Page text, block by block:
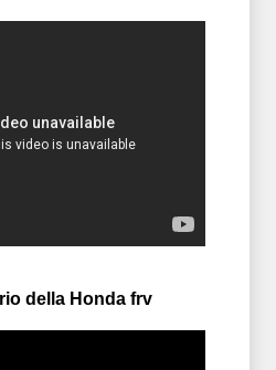
della Honda frv